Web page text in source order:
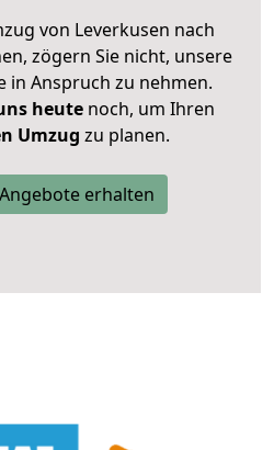
von Leverkusen nach
zögern Sie nicht, unsere
in Anspruch zu nehmen.
heutenoch, um Ihren
Umzug zu planen.
erhalten